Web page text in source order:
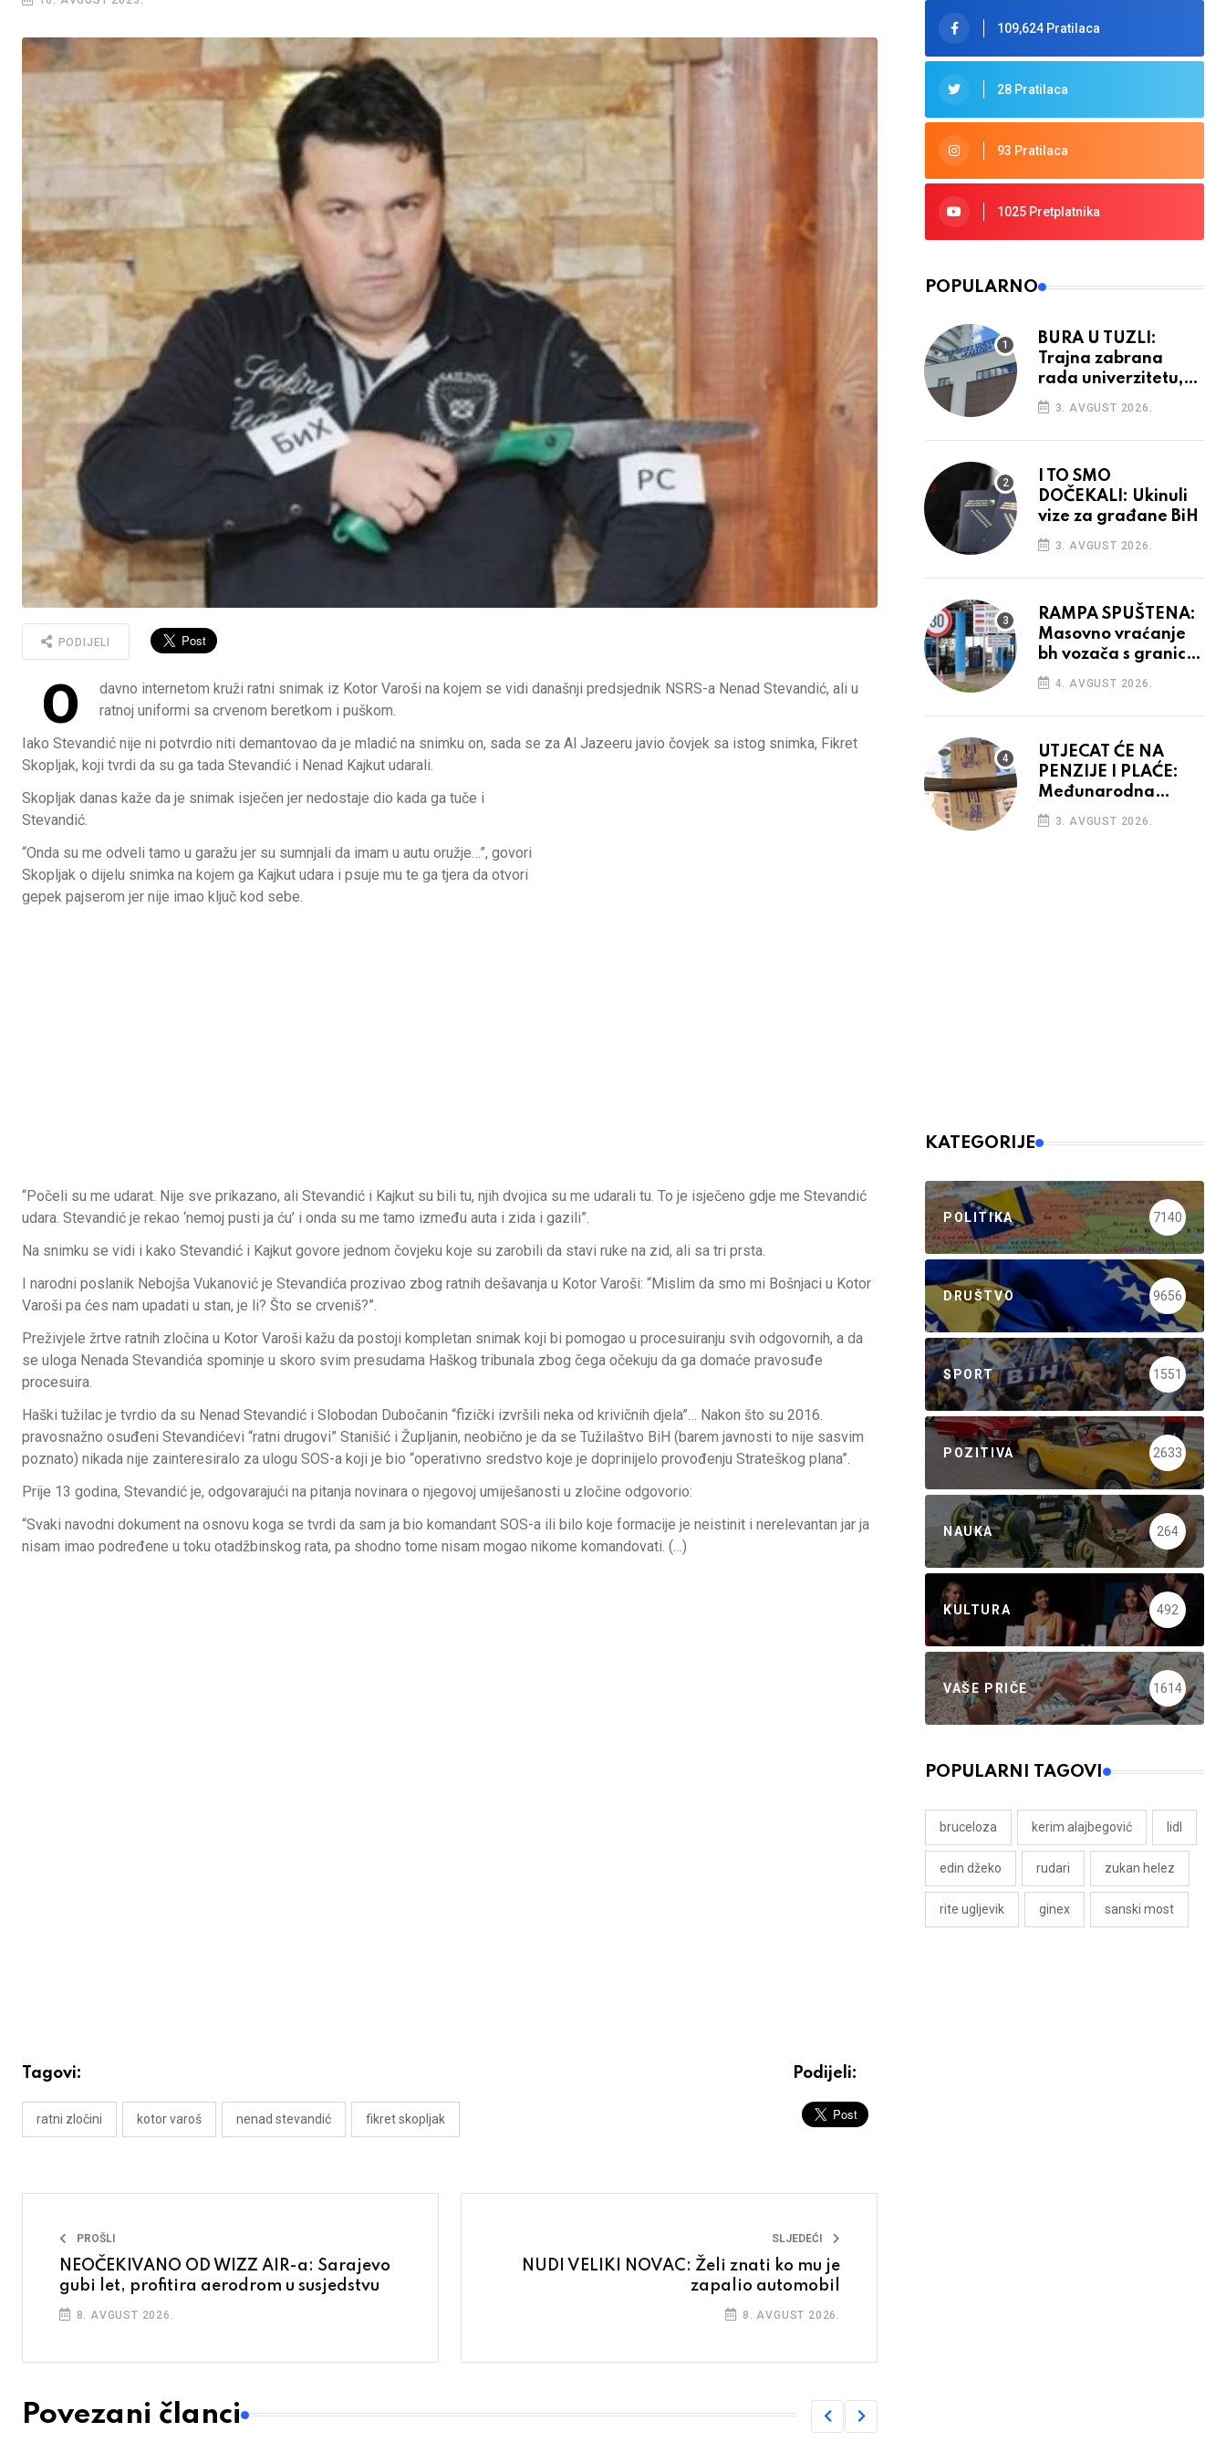
PODIJELI
O
davno internetom kruži ratni snimak iz Kotor Varoši na kojem se vidi današnji predsjednik NSRS-a Nenad Stevandić, ali u
ratnoj uniformi sa crvenom beretkom i puškom.
Iako Stevandić nije ni potvrdio niti demantovao da je mladić na snimku on, sada se za Al Jazeeru javio čovjek sa istog snimka, Fikret
Skopljak, koji tvrdi da su ga tada Stevandić i Nenad Kajkut udarali.
Skopljak danas kaže da je snimak isječen jer nedostaje dio kada ga tuče i
Stevandić.
“Onda su me odveli tamo u garažu jer su sumnjali da imam u autu oružje…”, govori
Skopljak o dijelu snimka na kojem ga Kajkut udara i psuje mu te ga tjera da otvori
gepek pajserom jer nije imao ključ kod sebe.
“Počeli su me udarat. Nije sve prikazano, ali Stevandić i Kajkut su bili tu, njih dvojica su me udarali tu. To je isječeno gdje me Stevandić
udara. Stevandić je rekao ‘nemoj pusti ja ću’ i onda su me tamo između auta i zida i gazili”.
Na snimku se vidi i kako Stevandić i Kajkut govore jednom čovjeku koje su zarobili da stavi ruke na zid, ali sa tri prsta.
I narodni poslanik Nebojša Vukanović je Stevandića prozivao zbog ratnih dešavanja u Kotor Varoši: “Mislim da smo mi Bošnjaci u Kotor
Varoši pa ćes nam upadati u stan, je li? Što se crveniš?”.
Preživjele žrtve ratnih zločina u Kotor Varoši kažu da postoji kompletan snimak koji bi pomogao u procesuiranju svih odgovornih, a da
se uloga Nenada Stevandića spominje u skoro svim presudama Haškog tribunala zbog čega očekuju da ga domaće pravosuđe
procesuira.
Haški tužilac je tvrdio da su Nenad Stevandić i Slobodan Dubočanin “fizički izvršili neka od krivičnih djela”… Nakon što su 2016.
pravosnažno osuđeni Stevandićevi “ratni drugovi” Stanišić i Župljanin, neobično je da se Tužilaštvo BiH (barem javnosti to nije sasvim
poznato) nikada nije zainteresiralo za ulogu SOS-a koji je bio “operativno sredstvo koje je doprinijelo provođenju Strateškog plana”.
Prije 13 godina, Stevandić je, odgovarajući na pitanja novinara o njegovoj umiješanosti u zločine odgovorio:
“Svaki navodni dokument na osnovu koga se tvrdi da sam ja bio komandant SOS-a ili bilo koje formacije je neistinit i nerelevantan jar ja
nisam imao podređene u toku otadžbinskog rata, pa shodno tome nisam mogao nikome komandovati. (…)
Tagovi:
ratni zločini kotor varoš nenad stevandić fikret skopljak
Podijeli:
PROŠLI
NEOČEKIVANO OD WIZZ AIR-a: Sarajevo
gubi let, profitira aerodrom u susjedstvu
8. AVGUST 2026.
SLJEDEĆI
NUDI VELIKI NOVAC: Želi znati ko mu je
zapalio automobil
8. AVGUST 2026.
Povezani članci
109,624 Pratilaca
28 Pratilaca
93 Pratilaca
1025 Pretplatnika
POPULARNO
BURA U TUZLI:
Trajna zabrana
rada univerzitetu,
provedba sudskih
odluka
3. AVGUST 2026.
I TO SMO
DOČEKALI: Ukinuli
vize za građane BiH
3. AVGUST 2026.
RAMPA SPUŠTENA:
Masovno vraćanje
bh vozača s granica
EU, protesti na
vidiku
4. AVGUST 2026.
UTJECAT ĆE NA
PENZIJE I PLAĆE:
Međunarodna
agencija potvrdila
kreditni rejting BiH
3. AVGUST 2026.
KATEGORIJE
POLITIKA 7140
DRUŠTVO 9656
SPORT 1551
POZITIVA 2633
NAUKA 264
KULTURA 492
VAŠE PRIČE 1614
POPULARNI TAGOVI
bruceloza kerim alajbegović lidl
edin džeko rudari zukan helez
rite ugljevik ginex sanski most